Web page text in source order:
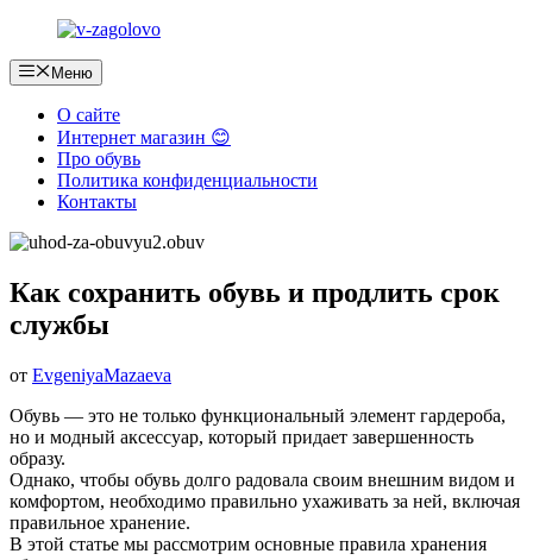
Перейти
содержимому
Меню
О сайте
Интернет магазин 😊
Про обувь
Политика конфиденциальности
Контакты
Как сохранить обувь и продлить срок
службы
от EvgeniyaMazaeva
Обувь — это не только функциональный элемент гардероба,
но и модный аксессуар, который придает завершенность
образу.
Однако, чтобы обувь долго радовала своим внешним видом и
комфортом, необходимо правильно ухаживать за ней, включая
правильное хранение.
В этой статье мы рассмотрим основные правила хранения